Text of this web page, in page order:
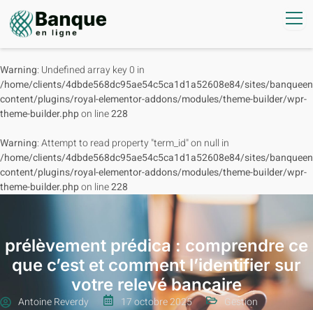
Warning: Undefined array key 0 in
/home/clients/4dbde568dc95ae54c5ca1d1a52608e84/sites/
content/plugins/royal-elementor-addons/modules/theme-builder/wpr-
theme-builder.phpon line228
Warning: Attempt to read property "term_id" on null in
/home/clients/4dbde568dc95ae54c5ca1d1a52608e84/sites/
content/plugins/royal-elementor-addons/modules/theme-builder/wpr-
theme-builder.phpon line228
prélèvement prédica : comprendre ce
que c’est et comment l’identifier sur
votre relevé bancaire
Antoine Reverdy 17 octobre 2025 Gestion